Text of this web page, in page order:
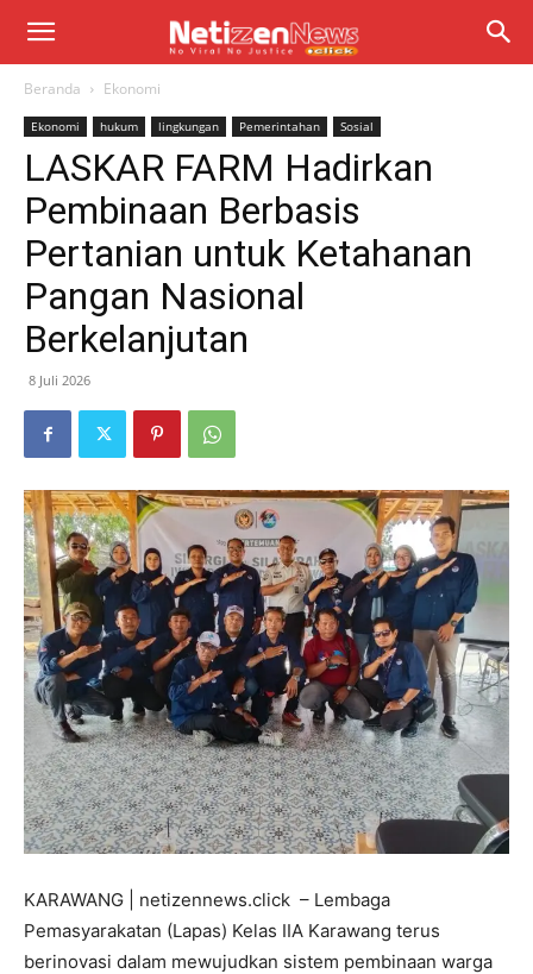
Beranda Ekonomi
Ekonomi hukum lingkungan Pemerintahan Sosial
LASKAR FARM Hadirkan
Pembinaan Berbasis
Pertanian untuk Ketahanan
Pangan Nasional
Berkelanjutan
8 Juli 2026
KARAWANG | netizennews.click – Lembaga
Pemasyarakatan (Lapas) Kelas IIA Karawang terus
berinovasi dalam mewujudkan sistem pembinaan warga